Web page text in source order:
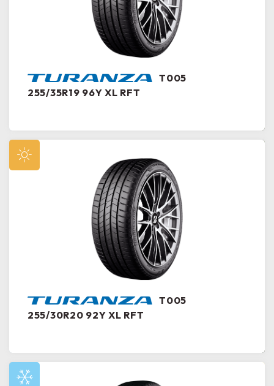
T005
255/35R19 96Y XL RFT
T005
255/30R20 92Y XL RFT